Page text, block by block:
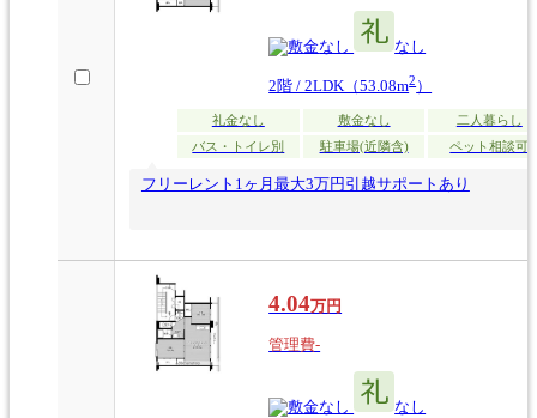
なし なし
2階 / 2LDK（53.08m2）
礼金なし 敷金なし
二人暮らし
バス・トイレ別
駐車場(近隣含) ペット相談可
フリーレント1ヶ月最大3万円引越サポートあり
4.04万円
管理費-
なし なし